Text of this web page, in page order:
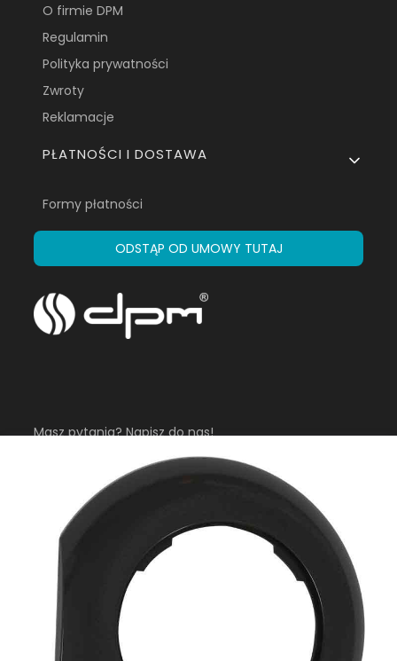
O firmie DPM
Regulamin
Polityka prywatności
Zwroty
Reklamacje
PŁATNOŚCI I DOSTAWA
Formy płatności
ODSTĄP OD UMOWY TUTAJ
Masz pytania? Napisz do nas!
Pon-Pt 8:00 - 16:00
+48 882 602 630
+48 781 013 003
Sklep internetowy